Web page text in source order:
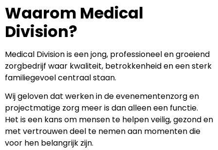
Waarom Medical
Division?
Medical Division is een jong, professioneel en groeiend
zorgbedrijf waar kwaliteit, betrokkenheid en een sterk
familiegevoel centraal staan.
Wij geloven dat werken in de evenementenzorg en
projectmatige zorg meer is dan alleen een functie.
Het is een kans om mensen te helpen veilig, gezond en
met vertrouwen deel te nemen aan momenten die
voor hen belangrijk zijn.